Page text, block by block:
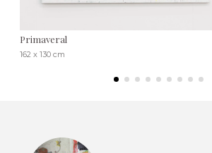
Primaveral
162 x 130 cm